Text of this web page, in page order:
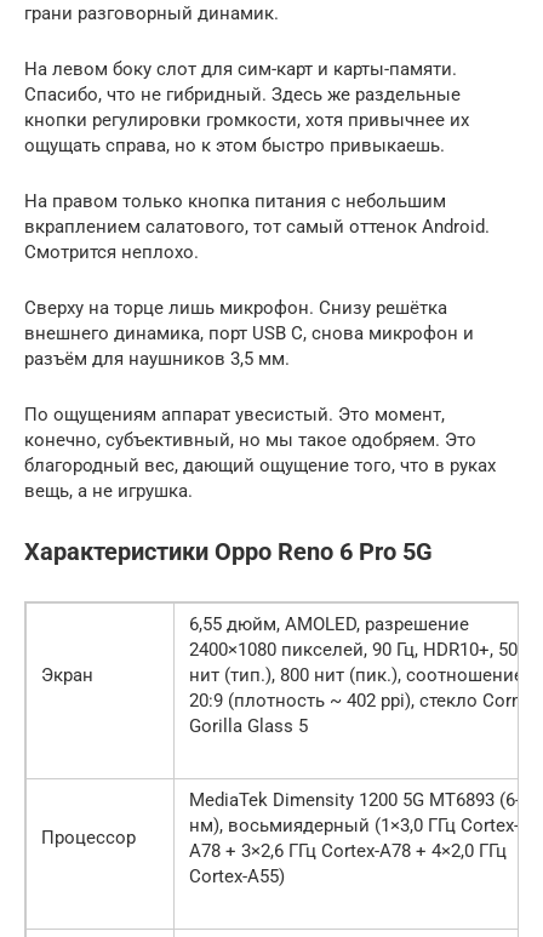
грани разговорный динамик.
На левом боку слот для сим-карт и карты-памяти.
Спасибо, что не гибридный. Здесь же раздельные
кнопки регулировки громкости, хотя привычнее их
ощущать справа, но к этом быстро привыкаешь.
На правом только кнопка питания с небольшим
вкраплением салатового, тот самый оттенок Android.
Смотрится неплохо.
Сверху на торце лишь микрофон. Снизу решётка
внешнего динамика, порт USB C, снова микрофон и
разъём для наушников 3,5 мм.
По ощущениям аппарат увесистый. Это момент,
конечно, субъективный, но мы такое одобряем. Это
благородный вес, дающий ощущение того, что в руках
вещь, а не игрушка.
Характеристики Oppo Reno 6 Pro 5G
Экран
6,55 дюйм, AMOLED, разрешение
2400×1080 пикселей, 90 Гц, HDR10+, 500
нит (тип.), 800 нит (пик.), соотношение
20:9 (плотность ~ 402 ppi), стекло
Gorilla Glass 5
Процессор
MediaTek Dimensity 1200 5G MT6893 (6-
нм), восьмиядерный (1×3,0 ГГц Cortex-
A78 + 3×2,6 ГГц Cortex-A78 + 4×2,0 ГГц
Cortex-A55)